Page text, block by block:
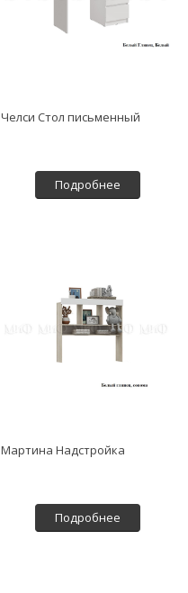
Челси Стол письменный
Подробнее
Мартина Надстройка
Подробнее